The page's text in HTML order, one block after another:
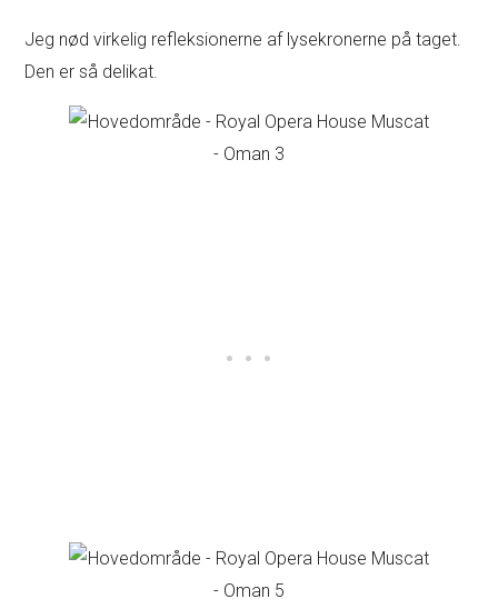
Jeg nød virkelig refleksionerne af lysekronerne på taget.
Den er så delikat.